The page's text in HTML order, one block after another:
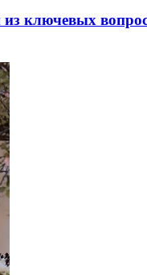
ключевых